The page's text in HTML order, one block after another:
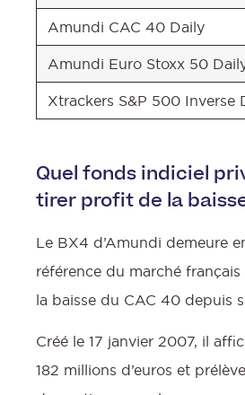
Amundi CAC 40 Daily
Amundi Euro Stoxx 50
Xtrackers S&P 500 Inverse
Quel fonds indiciel
tirer profit de la
Le BX4 d’Amundi demeure
référence du marché
la baisse du CAC 40 depuis
Créé le 17 janvier 2007, il
182 millions d’euros et